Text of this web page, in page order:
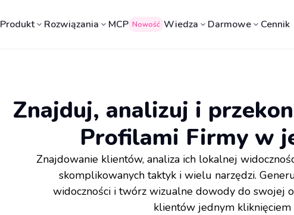
Produkt Rozwiązania MCP Nowość Wiedza Darmowe Cennik
Znajduj, analizuj i
Profilami Firmy w
Znajdowanie klientów, analiza ich lokalnej
skomplikowanych taktyk i wielu narzędzi.
widoczności i twórz wizualne dowody do swojej
klientów jednym kliknięciem